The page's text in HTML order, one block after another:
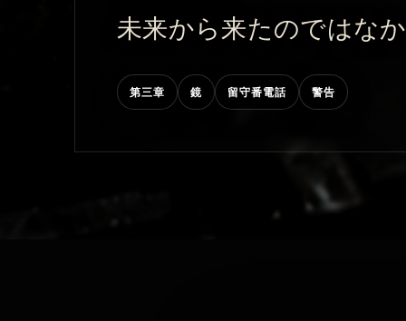
未来から来たのではな
第三章 鏡 留守番電話 警告